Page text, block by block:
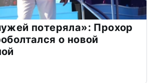
потеряла»: Прохор
о новой